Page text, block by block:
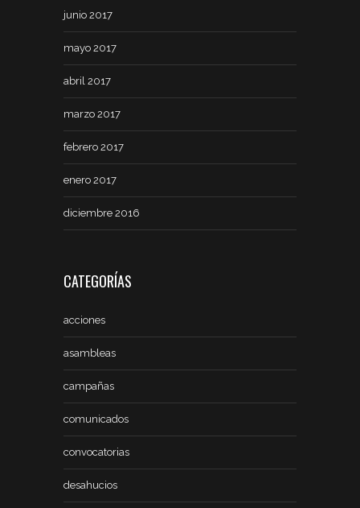
junio 2017
mayo 2017
abril 2017
marzo 2017
febrero 2017
enero 2017
diciembre 2016
CATEGORÍAS
acciones
asambleas
campañas
comunicados
convocatorias
desahucios